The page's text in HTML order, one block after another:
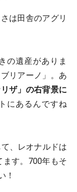
は田舎のアグリ
の遺産がありま
リアーノ」。あ
ザ」の右背景に
にあるんですね
、レオナルドは
ます。700年もそ
！